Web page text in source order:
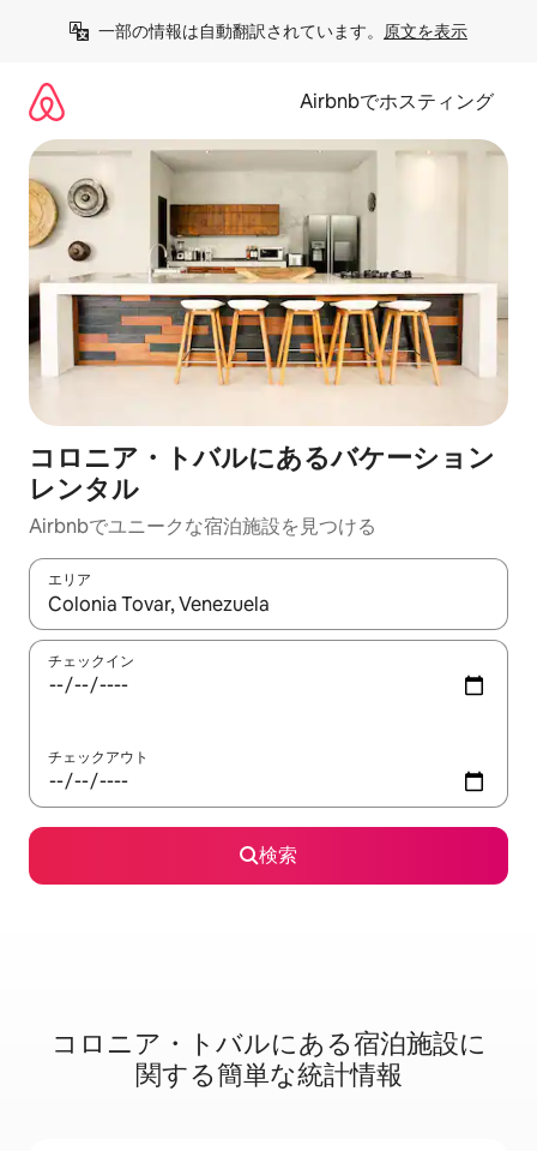
一部の情報は自動翻訳されています。 原文を表示
Airbnbでホスティング
コロニア・トバルにあるバケーション
レンタル
Airbnbでユニークな宿泊施設を見つける
エリア
検索結果が表示されたら、上下の矢印キーを使って移動するか
チェックイン
チェックアウト
検索
コロニア・トバルに⁠あ⁠る宿⁠泊⁠施⁠設⁠に
関⁠す⁠る簡⁠単⁠な統⁠計⁠情⁠報